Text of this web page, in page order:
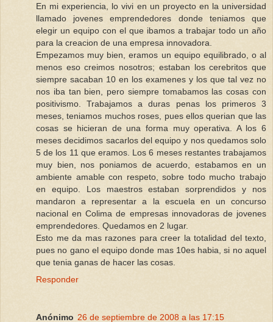
En mi experiencia, lo vivi en un proyecto en la universidad
llamado jovenes emprendedores donde teniamos que
elegir un equipo con el que ibamos a trabajar todo un año
para la creacion de una empresa innovadora.
Empezamos muy bien, eramos un equipo equilibrado, o al
menos eso creimos nosotros; estaban los cerebritos que
siempre sacaban 10 en los examenes y los que tal vez no
nos iba tan bien, pero siempre tomabamos las cosas con
positivismo. Trabajamos a duras penas los primeros 3
meses, teniamos muchos roses, pues ellos querian que las
cosas se hicieran de una forma muy operativa. A los 6
meses decidimos sacarlos del equipo y nos quedamos solo
5 de los 11 que eramos. Los 6 meses restantes trabajamos
muy bien, nos poniamos de acuerdo, estabamos en un
ambiente amable con respeto, sobre todo mucho trabajo
en equipo. Los maestros estaban sorprendidos y nos
mandaron a representar a la escuela en un concurso
nacional en Colima de empresas innovadoras de jovenes
emprendedores. Quedamos en 2 lugar.
Esto me da mas razones para creer la totalidad del texto,
pues no gano el equipo donde mas 10es habia, si no aquel
que tenia ganas de hacer las cosas.
Responder
Anónimo 26 de septiembre de 2008 a las 17:15